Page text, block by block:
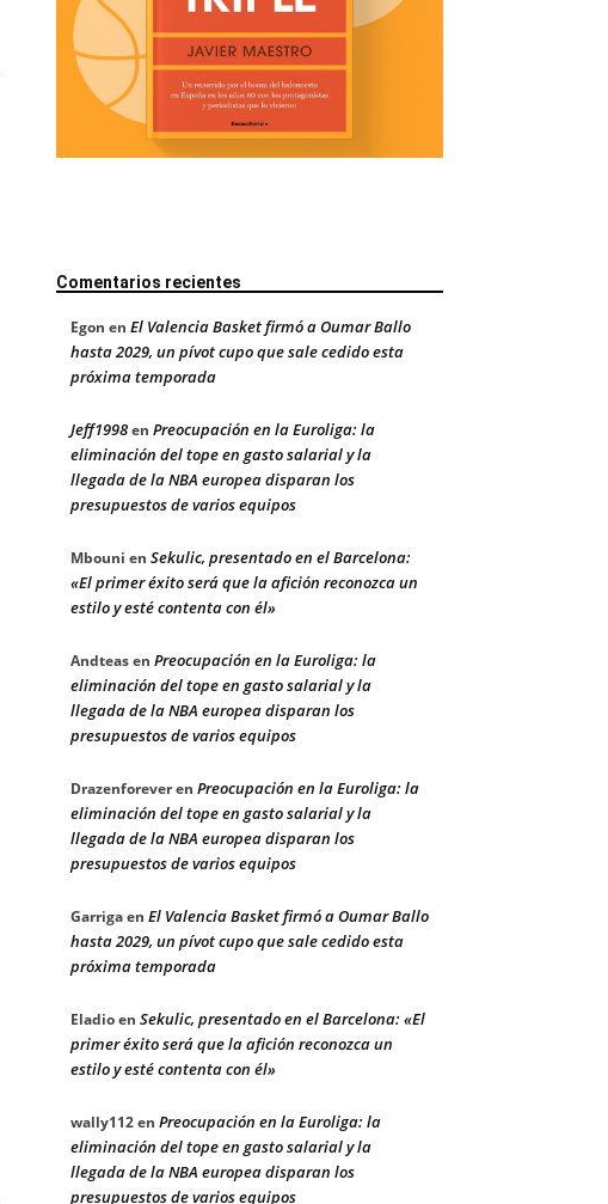
Comentarios recientes
Egon en El Valencia Basket firmó a Oumar Ballo
hasta 2029, un pívot cupo que sale cedido esta
próxima temporada
Jeff1998en Preocupación en la Euroliga: la
eliminación del tope en gasto salarial y la
llegada de la NBA europea disparan los
presupuestos de varios equipos
Mbouni en Sekulic, presentado en el Barcelona:
«El primer éxito será que la afición reconozca un
estilo y esté contenta con él»
Andteasen Preocupación en la Euroliga: la
eliminación del tope en gasto salarial y la
llegada de la NBA europea disparan los
presupuestos de varios equipos
Drazenforeveren Preocupación en la Euroliga: la
eliminación del tope en gasto salarial y la
llegada de la NBA europea disparan los
presupuestos de varios equipos
Garrigaen El Valencia Basket firmó a Oumar Ballo
hasta 2029, un pívot cupo que sale cedido esta
próxima temporada
Eladioen Sekulic, presentado en el Barcelona: «El
primer éxito será que la afición reconozca un
estilo y esté contenta con él»
wally112en Preocupación en la Euroliga: la
eliminación del tope en gasto salarial y la
llegada de la NBA europea disparan los
presupuestos de varios equipos